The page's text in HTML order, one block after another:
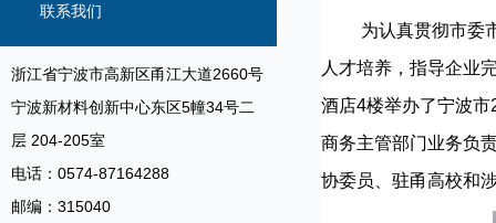
联系我们
浙江省宁波市高新区甬江大道2660号
宁波新材料创新中心东区5幢34号二
层 204-205室
电话：0574-87164288
邮编：315040
为认真贯彻市委市
人才培养，指导企业
酒店4楼举办了宁波市
商务主管部门业务负
协委员、驻甬高校和